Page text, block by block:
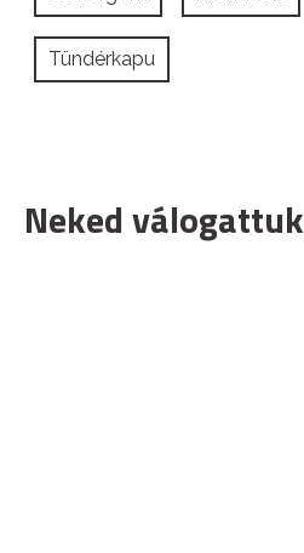
Tündérkapu
Neked válogattuk